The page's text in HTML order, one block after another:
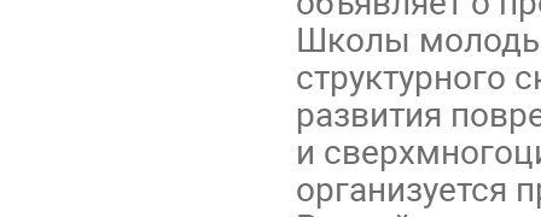
Школы
структурного
развития
и
организуется